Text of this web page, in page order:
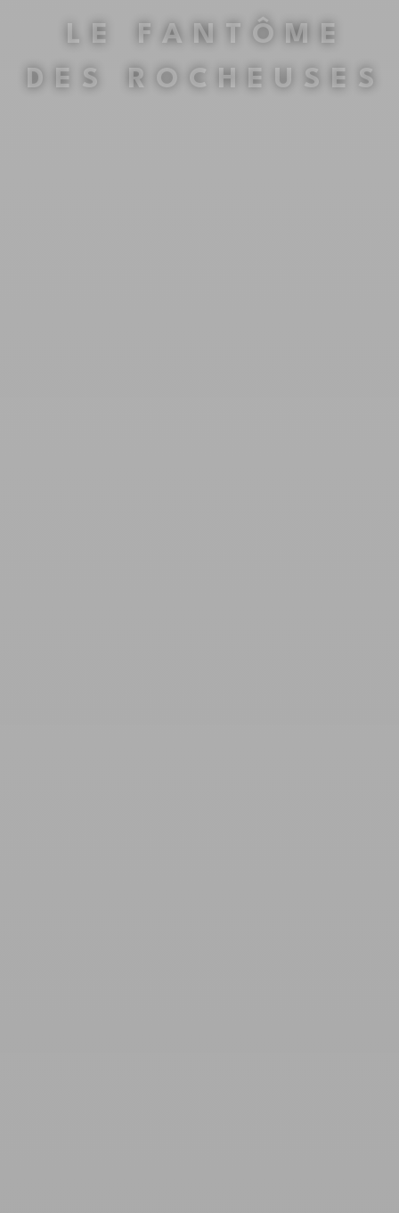
LE FANTÔME
DES ROCHEUSES